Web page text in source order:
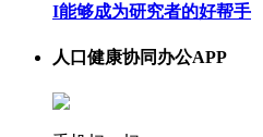
I能够成为研究者的好帮手
人口健康协同办公APP